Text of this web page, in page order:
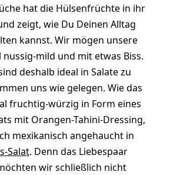
hat die Hülsenfrüchte in ihr
zeigt, wie Du Deinen Alltag
kannst. Wir mögen unsere
nussig-mild und mit etwas Biss.
deshalb ideal in Salate zu
uns wie gelegen. Wie das
fruchtig-würzig in Form eines
mit Orangen-Tahini-Dressing,
mexikanisch angehaucht in
Salat. Denn das Liebespaar
wir schließlich nicht